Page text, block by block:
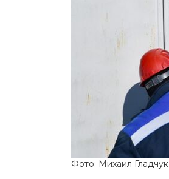
Фото: Михаил Гладчук